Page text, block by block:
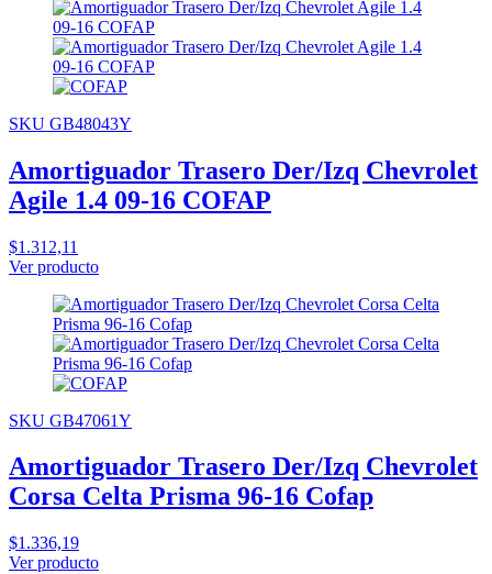
SKU GB48043Y
Amortiguador Trasero Der/Izq Chevrolet
Agile 1.4 09-16 COFAP
$1.312,11
Ver producto
SKU GB47061Y
Amortiguador Trasero Der/Izq Chevrolet
Corsa Celta Prisma 96-16 Cofap
$1.336,19
Ver producto